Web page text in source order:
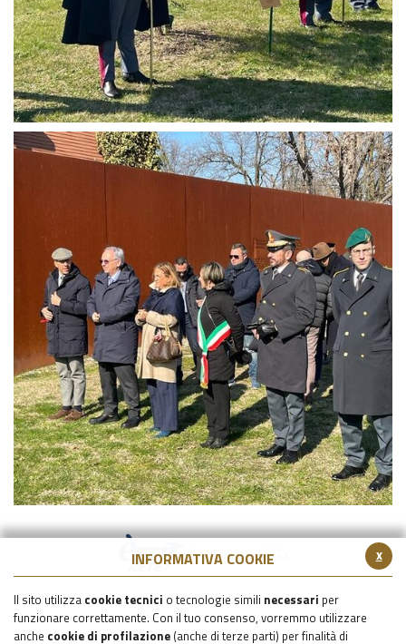
x
INFORMATIVA COOKIE
Il sito utilizza cookie tecnici o tecnologie simili necessari per
funzionare correttamente. Con il tuo consenso, vorremmo utilizzare
anche cookie di profilazione (anche di terze parti) per finalità di
Il servizio su E' tv